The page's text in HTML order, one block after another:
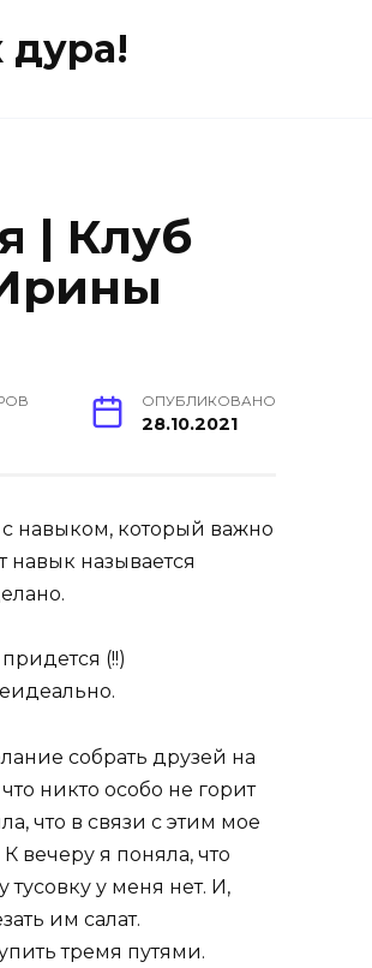
дура!
| Клуб
ОПУБЛИКОВАНО
28.10.2021
навыком, который важно
навык называется
(!!)
собрать друзей на
никто особо не горит
что в связи с этим мое
вечеру я поняла, что
у меня нет. И,
им салат.
тремя путями.